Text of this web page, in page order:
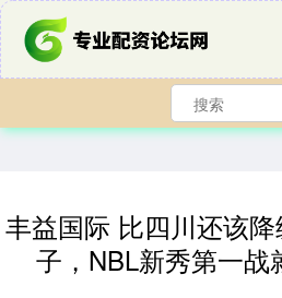
丰益国际 比四川还该
子，NBL新秀第一战